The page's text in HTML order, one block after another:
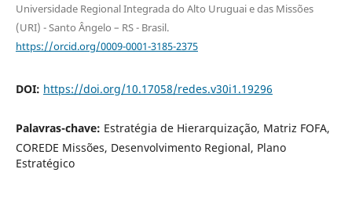
Universidade Regional Integrada do Alto Uruguai e das Missões
(URI) - Santo Ângelo – RS - Brasil.
https://orcid.org/0009-0001-3185-2375
DOI: https://doi.org/10.17058/redes.v30i1.19296
Palavras-chave: Estratégia de Hierarquização, Matriz FOFA,
COREDE Missões, Desenvolvimento Regional, Plano
Estratégico